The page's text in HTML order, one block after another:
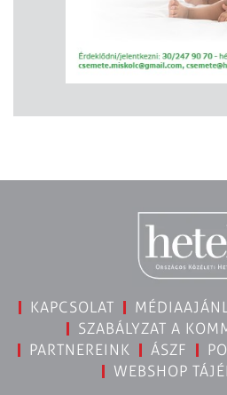
KAPCSOLAT
SZABÁLYZAT A
PARTNEREINK
ÁSZF
WEBSHOP